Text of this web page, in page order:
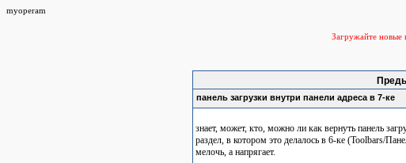
myoperam
Загружайте
панель загрузки внутри панели адреса в 7-ке
знает, может, кто, можно ли как вернуть панель
раздел, в котором это делалось в 6-ке (Toolbars/
мелочь, а напрягает.